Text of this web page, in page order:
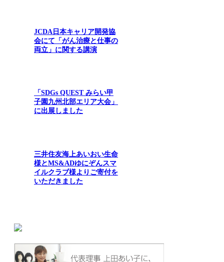
JCDA日本キャリア開発協
会にて「がん治療と仕事の
両立」に関する講演
「SDGs QUEST みらい甲
子園九州北部エリア大会」
に出展しました
三井住友海上あいおい生命
様とMS&ADゆにぞんスマ
イルクラブ様よりご寄付を
いただきました